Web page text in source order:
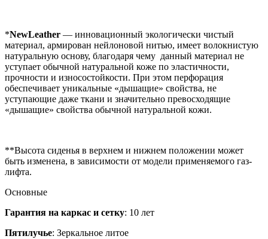
*NewLeather — инновационный экологически чистый
материал, армирован нейлоновой нитью, имеет волокнистую
натуральную основу, благодаря чему данный материал не
уступает обычной натуральной коже по эластичности,
прочности и износостойкости. При этом перфорация
обеспечивает уникальные «дышащие» свойства, не
уступающие даже ткани и значительно превосходящие
«дышащие» свойства обычной натуральной кожи.
**Высота сиденья в верхнем и нижнем положении может
быть изменена, в зависимости от модели применяемого газ-
лифта.
Основные
Гарантия на каркас и сетку: 10 лет
Пятилучье: Зеркальное литое